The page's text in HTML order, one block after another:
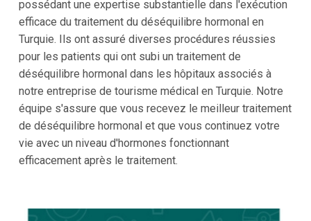
possédant une expertise substantielle dans l'exécution
efficace du traitement du déséquilibre hormonal en
Turquie. Ils ont assuré diverses procédures réussies
pour les patients qui ont subi un traitement de
déséquilibre hormonal dans les hôpitaux associés à
notre entreprise de tourisme médical en Turquie. Notre
équipe s'assure que vous recevez le meilleur traitement
de déséquilibre hormonal et que vous continuez votre
vie avec un niveau d'hormones fonctionnant
efficacement après le traitement.